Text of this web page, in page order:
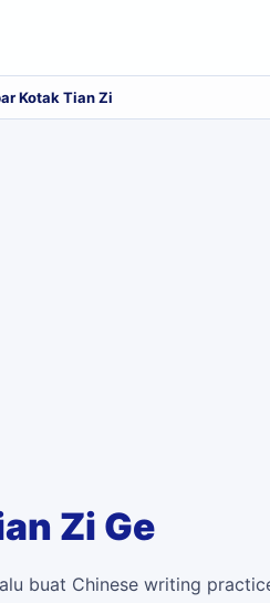
Kotak Tian Zi
Zi Ge
buat Chinese writing